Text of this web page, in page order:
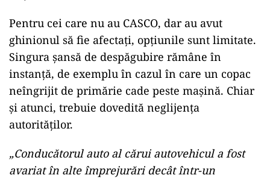
Pentru cei care nu au CASCO, dar au avut
ghinionul să fie afectați, opțiunile sunt limitate.
Singura șansă de despăgubire rămâne în
instanță, de exemplu în cazul în care un copac
neîngrijit de primărie cade peste mașină. Chiar
și atunci, trebuie dovedită neglijența
autorităților.
„Conducătorul auto al cărui autovehicul a fost
avariat în alte împrejurări decât într-un